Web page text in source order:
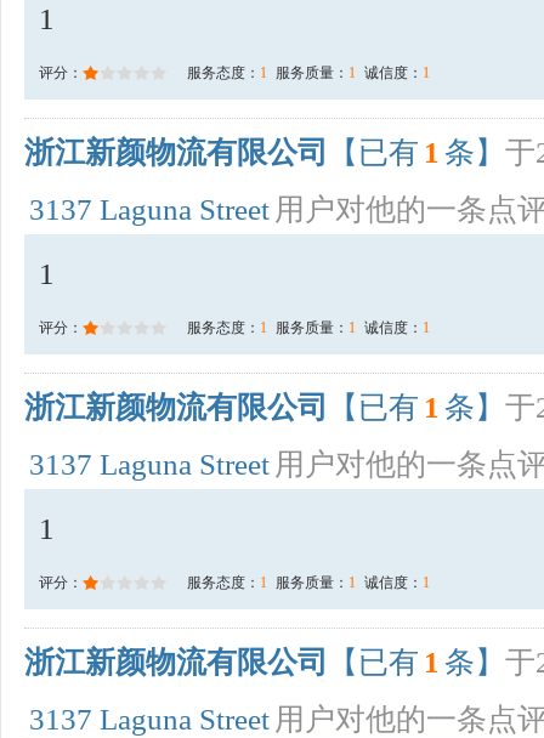
1
评分： 服务态度： 1 服务质量： 1 诚信度： 1
浙江新颜物流有限公司 【已有 1 条】 于
3137 Laguna Street 用户对他的一条点
1
评分： 服务态度： 1 服务质量： 1 诚信度： 1
浙江新颜物流有限公司 【已有 1 条】 于
3137 Laguna Street 用户对他的一条点
1
评分： 服务态度： 1 服务质量： 1 诚信度： 1
浙江新颜物流有限公司 【已有 1 条】 于
3137 Laguna Street 用户对他的一条点